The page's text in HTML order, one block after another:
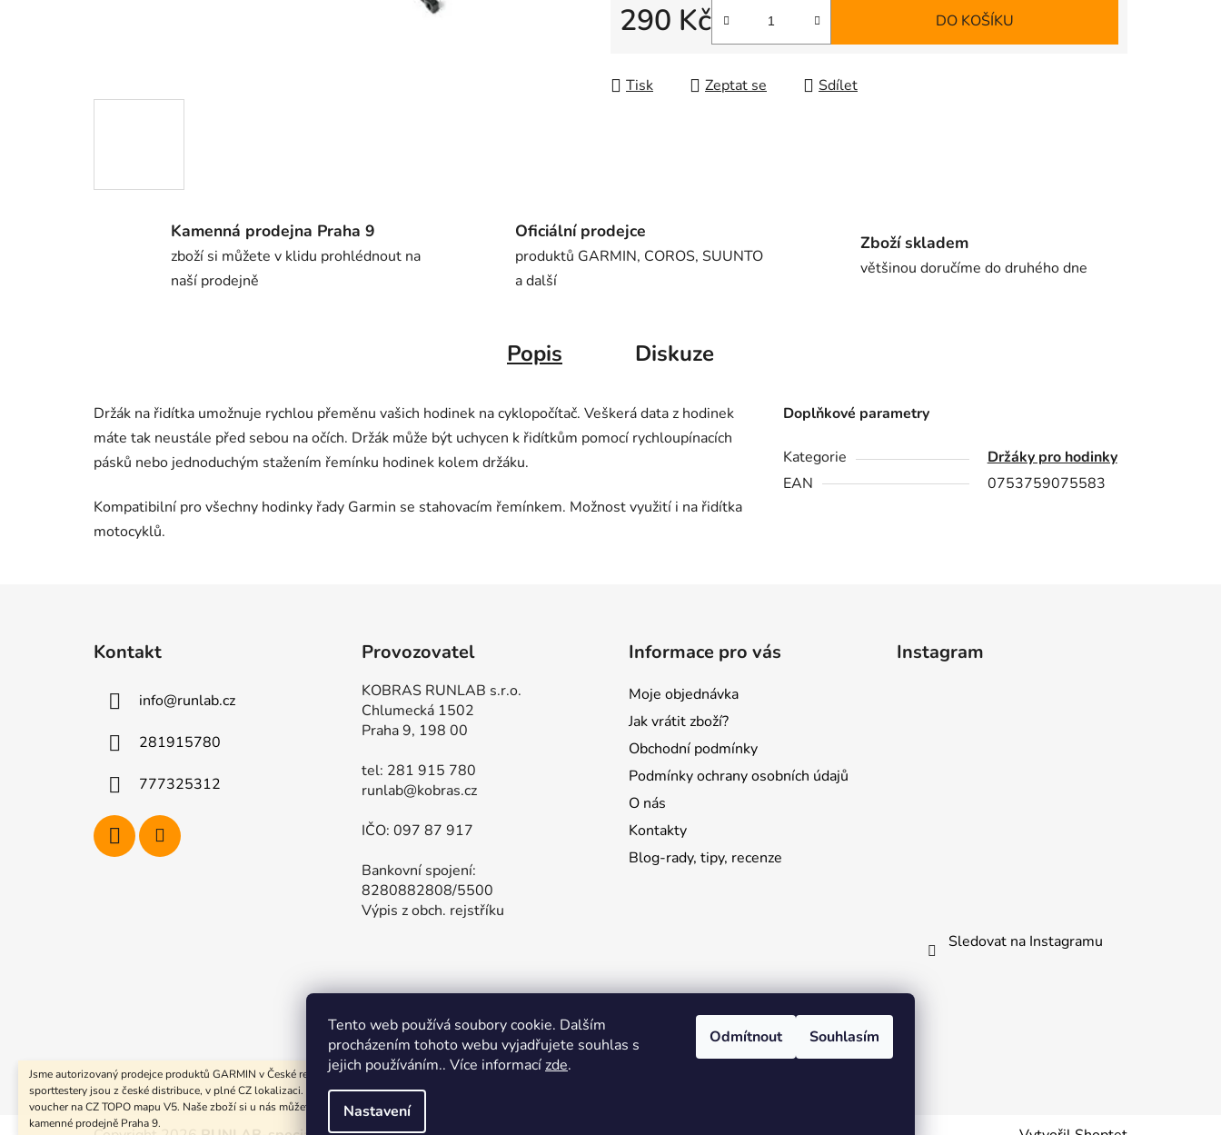
Tento web používá soubory cookie. Dalším
procházením tohoto webu vyjadřujete souhlas s
jejich používáním.. Více informacízde.
Nastavení
Odmítnout Souhlasím
Jsme autorizovaný prodejce produktů GARMIN v České republice. Všechny
sporttestery jsou z české distribuce, v plné CZ lokalizaci. Součástí dodávky je také
voucher na CZ TOPO mapu V5. Naše zboží si u nás můžete prohlédnout i na
kamenné prodejně Praha 9.
290 Kč DO KOŠÍKU
Tisk Zeptat se Sdílet
Kamenná prodejna Praha 9
zboží si můžete v klidu prohlédnout na
naší prodejně
Oficiální prodejce
produktů GARMIN, COROS, SUUNTO
a další
Zboží skladem
většinou doručíme do druhého dne
Popis Diskuze
Držák na řidítka umožnuje rychlou přeměnu vašich hodinek na cyklopočítač. Veškerá data z hodinek
máte tak neustále před sebou na očích. Držák může být uchycen k řidítkům pomocí rychloupínacích
pásků nebo jednoduchým stažením řemínku hodinek kolem držáku.
Kompatibilní pro všechny hodinky řady Garmin se stahovacím řemínkem. Možnost využití i na řidítka
motocyklů.
Doplňkové parametry
Kategorie
Držáky pro hodinky
EAN
0753759075583
Kontakt
info@runlab.cz
281915780
777325312
Provozovatel
KOBRAS RUNLAB s.r.o.
Chlumecká 1502
Praha 9, 198 00
tel: 281 915 780
runlab@kobras.cz
IČO: 097 87 917
Bankovní spojení:
8280882808/5500
Výpis z obch. rejstříku
Informace pro vás
Moje objednávka
Jak vrátit zboží?
Obchodní podmínky
Podmínky ochrany osobních údajů
O nás
Kontakty
Blog-rady, tipy, recenze
Instagram
Sledovat na Instagramu
Kompletní nabídka produktů GARMIN na našem hlavním obchodě. Stačí kliknout.